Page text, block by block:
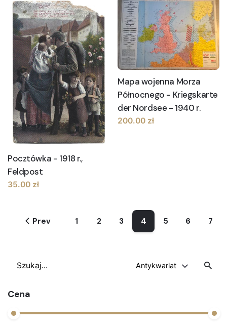
Szukaj
Antykwariat
Cena
Pocztówka - 1918 r.,
Feldpost
35.00 zł
Mapa wojenna Morza
Północnego - Kriegskarte
der Nordsee - 1940 r.
200.00 zł
Prev 1 2 3 4 5 6 7